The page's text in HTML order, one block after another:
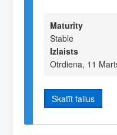
Maturity
Stable
Izlaists
Otrdiena, 11
Skatīt failus